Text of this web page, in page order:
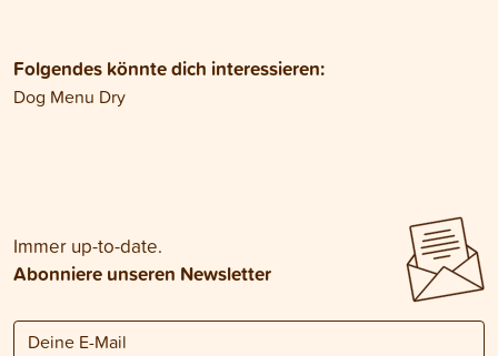
Folgendes könnte dich interessieren:
Dog Menu Dry
Immer up-to-date.
Abonniere unseren Newsletter